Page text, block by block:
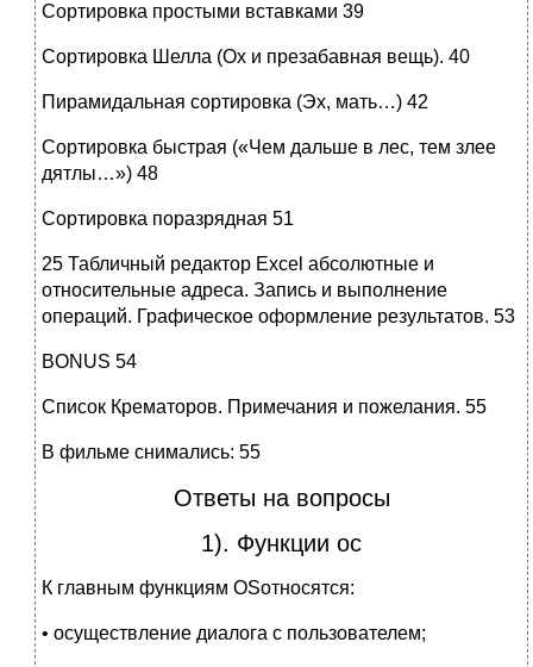
Сортировка простыми вставками 39
Сортировка Шелла (Ох и презабавная вещь). 40
Пирамидальная сортировка (Эх, мать…) 42
Сортировка быстрая («Чем дальше в лес, тем злее
дятлы…») 48
Сортировка поразрядная 51
25 Табличный редактор Excel абсолютные и
относительные адреса. Запись и выполнение
операций. Графическое оформление результатов. 53
BONUS 54
Список Крематоров. Примечания и пожелания. 55
В фильме снимались: 55
Ответы на вопросы
1). Функции ос
К главным функциям OSотносятся:
• осуществление диалога с пользователем;